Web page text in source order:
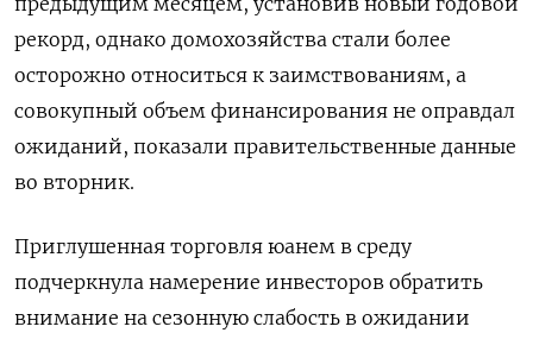
рекорд, однако домохозяйства стали более
осторожно относиться к заимствованиям, а
совокупный объем финансирования не оправдал
ожиданий, показали правительственные данные
во вторник.
Приглушенная торговля юанем в среду
подчеркнула намерение инвесторов обратить
внимание на сезонную слабость в ожидании